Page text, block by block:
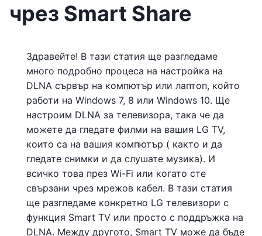
чрез Smart Share
Здравейте! В тази статия ще разгледаме
много подробно процеса на настройка на
DLNA сървър на компютър или лаптоп, който
работи на Windows 7, 8 или Windows 10. Ще
настроим DLNA за телевизора, така че да
можете да гледате филми на вашия LG TV,
които са на вашия компютър ( както и да
гледате снимки и да слушате музика). И
всичко това през Wi-Fi или когато сте
свързани чрез мрежов кабел. В тази статия
ще разгледаме конкретно LG телевизори с
функция Smart TV или просто с поддръжка на
DLNA. Между другото, Smart TV може да бъде